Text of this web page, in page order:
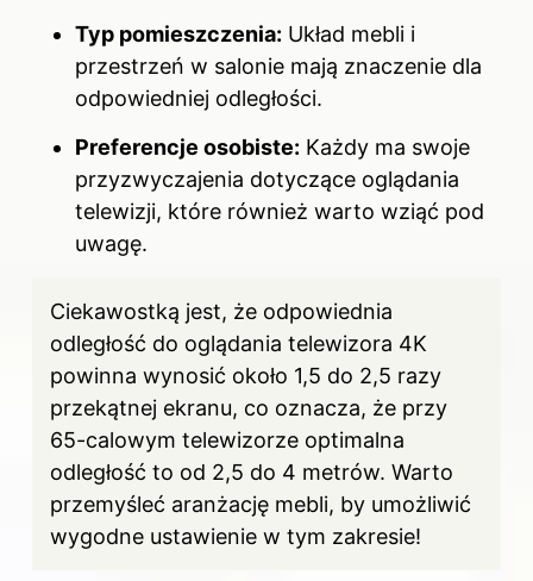
Typ pomieszczenia: Układ mebli i
przestrzeń w salonie mają znaczenie dla
odpowiedniej odległości.
Preferencje osobiste: Każdy ma swoje
przyzwyczajenia dotyczące oglądania
telewizji, które również warto wziąć pod
uwagę.
Ciekawostką jest, że odpowiednia
odległość do oglądania telewizora 4K
powinna wynosić około 1,5 do 2,5 razy
przekątnej ekranu, co oznacza, że przy
65-calowym telewizorze optimalna
odległość to od 2,5 do 4 metrów. Warto
przemyśleć aranżację mebli, by umożliwić
wygodne ustawienie w tym zakresie!